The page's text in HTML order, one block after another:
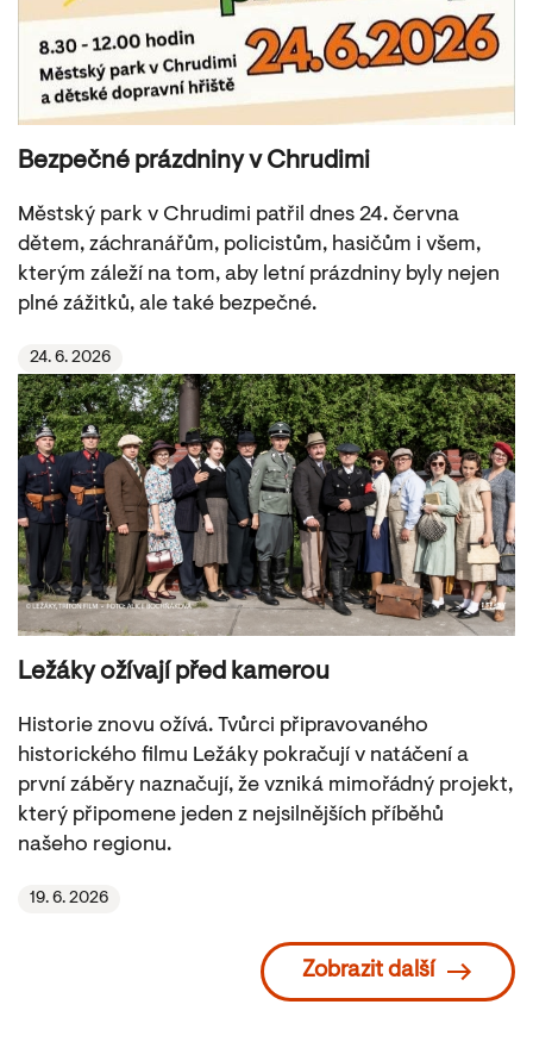
Bezpečné prázdniny v Chrudimi
Městský park v Chrudimi patřil dnes 24. června
dětem, záchranářům, policistům, hasičům i všem,
kterým záleží na tom, aby letní prázdniny byly nejen
plné zážitků, ale také bezpečné.
24. 6. 2026
Ležáky ožívají před kamerou
Historie znovu ožívá. Tvůrci připravovaného
historického filmu Ležáky pokračují v natáčení a
první záběry naznačují, že vzniká mimořádný projekt,
který připomene jeden z nejsilnějších příběhů
našeho regionu.
19. 6. 2026
Zobrazit další